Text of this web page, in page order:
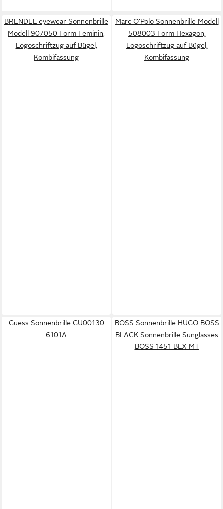
BRENDEL eyewear Sonnenbrille
Modell 907050 Form Feminin,
Logoschriftzug auf Bügel,
Kombifassung
Marc O'Polo Sonnenbrille Modell
508003 Form Hexagon,
Logoschriftzug auf Bügel,
Kombifassung
Guess Sonnenbrille GU00130
6101A
BOSS Sonnenbrille HUGO BOSS
BLACK Sonnenbrille Sunglasses
BOSS 1451 BLX MT